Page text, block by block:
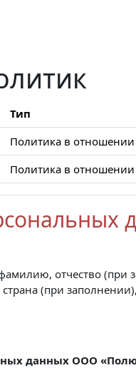
Тип
Политика в
Политика в
отчество (при
(при
данных ООО